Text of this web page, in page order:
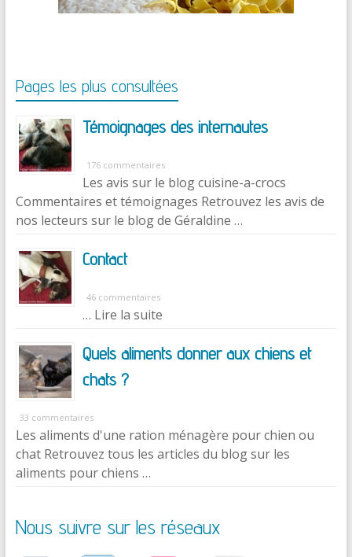
Pages les plus consultées
Témoignages des internautes
176 commentaires
Les avis sur le blog cuisine-a-crocs
Commentaires et témoignages Retrouvez les avis de
nos lecteurs sur le blog de Géraldine …
Contact
46 commentaires
… Lire la suite
Quels aliments donner aux chiens et
chats ?
33 commentaires
Les aliments d'une ration ménagère pour chien ou
chat Retrouvez tous les articles du blog sur les
aliments pour chiens …
Nous suivre sur les réseaux